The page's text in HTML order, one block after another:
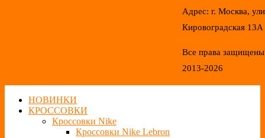
Адрес: г. Москва,
Кировоградская 13А
Все права
2013-2026
НОВИНКИ
КРОССОВКИ
Кроссовки Nike
Кроссовки Nike Lebron